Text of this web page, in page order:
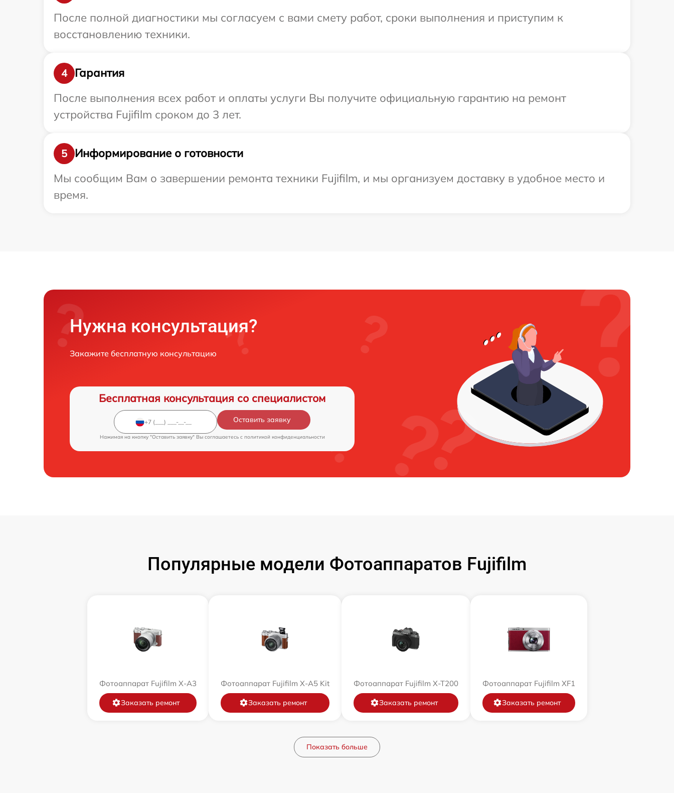
После полной диагностики мы согласуем с вами смету работ, сроки выполнения и приступим к
восстановлению техники.
4
Гарантия
После выполнения всех работ и оплаты услуги Вы получите официальную гарантию на ремонт
устройства Fujifilm сроком до 3 лет.
5
Информирование о готовности
Мы сообщим Вам о завершении ремонта техники Fujifilm, и мы организуем доставку в удобное место и
время.
Нужна консультация?
Закажите бесплатную консультацию
Бесплатная консультация со специалистом
Оставить заявку
Нажимая на кнопку "Оставить заявку" Вы соглашаетесь c политикой конфиденциальности
Популярные модели Фотоаппаратов Fujifilm
Фотоаппарат Fujifilm X-A3
Заказать ремонт
Фотоаппарат Fujifilm X-A5 Kit
Заказать ремонт
Фотоаппарат Fujifilm X-T200
Заказать ремонт
Фотоаппарат Fujifilm XF1
Заказать ремонт
Показать больше